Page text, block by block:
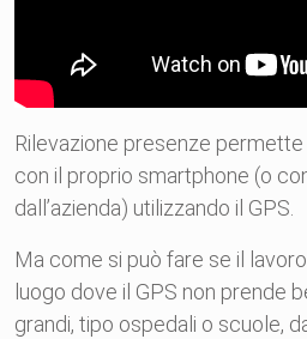
Rilevazione presenze
con il proprio smartphone (o
dall’azienda) utilizzando il GPS.
Ma come si può fare se il
luogo dove il GPS non prende
grandi, tipo ospedali o scuole,